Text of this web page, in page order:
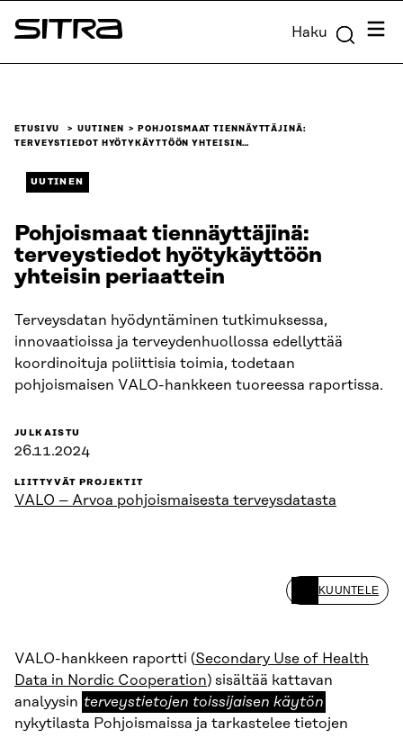
Siirry
suoraan
Sitra Haku
ETUSIVU UUTINEN
POHJOISMAAT TIENNÄYTTÄJINÄ:
TERVEYSTIEDOT HYÖTYKÄYTTÖÖN YHTEISIN…
UUTINEN
Pohjoismaat tiennäyttäjinä:
terveystiedot hyötykäyttöön
yhteisin periaattein
Terveysdatan hyödyntäminen tutkimuksessa,
innovaatioissa ja terveydenhuollossa edellyttää
koordinoituja poliittisia toimia, todetaan
pohjoismaisen VALO-hankkeen tuoreessa raportissa.
JULKAISTU
26.11.2024
LIITTYVÄT PROJEKTIT
VALO – Arvoa pohjoismaisesta terveysdatasta
KUUNTELE
VALO-hankkeen raportti (Secondary Use of Health
Data in Nordic Cooperation) sisältää kattavan
analyysin terveystietojen
toissijaisen
terveystietojen toissijaisen käytön
nykytilasta Pohjoismaissa ja tarkastelee tietojen